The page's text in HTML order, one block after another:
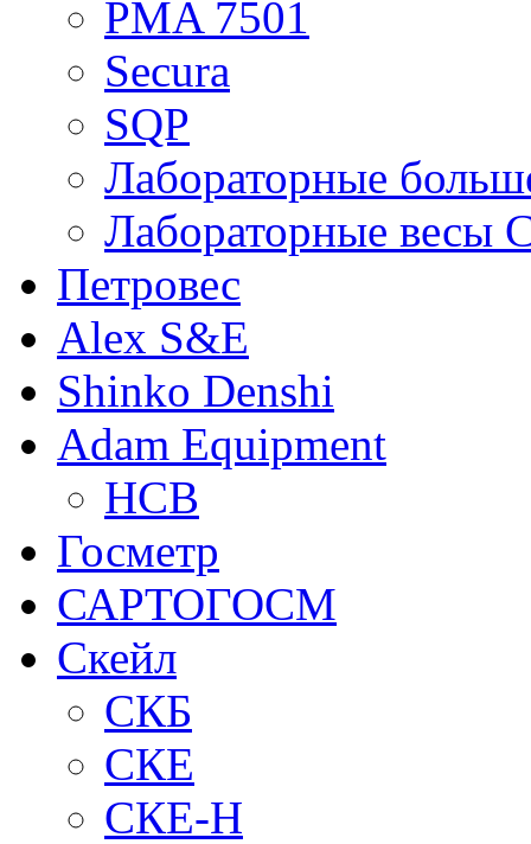
PMA 7501
Secura
SQP
Лабораторные
Лабораторные весы
Петровес
Alex S&E
Shinko Denshi
Adam Equipment
HCB
Госметр
САРТОГОСМ
Скейл
СКБ
СКЕ
СКЕ-H